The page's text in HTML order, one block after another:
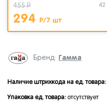
Бренд: Гамма
Наличие штрихкода на ед. товара:
Упаковка ед. товара: отсутствует
455 Р
294 Р/7 шт
42